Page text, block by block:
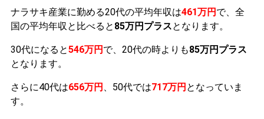
ナラサキ産業に勤める20代の平均年収は461万円 で、全
国の平均年収と比べると 85万円プラスとなります。
30代になると546万円 で、20代の時よりも85万円プラス
となります。
さらに40代は656万円 、50代では717万円 となっていま
す。